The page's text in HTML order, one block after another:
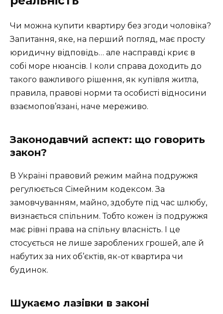
Чи можна купити квартиру без згоди чоловіка?
Запитання, яке, на перший погляд, має просту
юридичну відповідь… але насправді криє в
собі море нюансів. І коли справа доходить до
такого важливого рішення, як купівля житла,
правила, правові норми та особисті відносини
взаємопов’язані, наче мереживо.
Законодавчий аспект: що говорить
закон?
В Україні правовий режим майна подружжя
регулюється Сімейним кодексом. За
замовчуванням, майно, здобуте під час шлюбу,
визнається спільним. Тобто кожен із подружжя
має рівні права на спільну власність. І це
стосується не лише зароблених грошей, але й
набутих за них об’єктів, як-от квартира чи
будинок.
Шукаємо лазівки в законі